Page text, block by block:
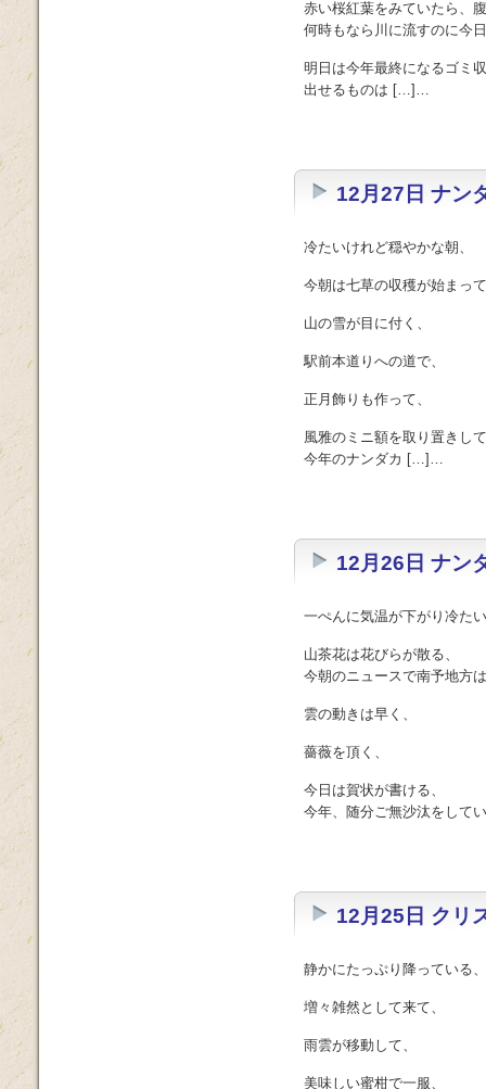
赤い桜紅葉をみていたら、
何時もなら川に流すのに今
明日は今年最終になるゴミ
出せるものは […]…
12月27日 ナン
冷たいけれど穏やかな朝、
今朝は七草の収穫が始まっ
山の雪が目に付く、
駅前本道りへの道で、
正月飾りも作って、
風雅のミニ額を取り置きし
今年のナンダカ […]…
12月26日 ナン
一ぺんに気温が下がり冷た
山茶花は花びらが散る、
今朝のニュースで南予地方
雲の動きは早く、
薔薇を頂く、
今日は賀状が書ける、
今年、随分ご無沙汰をして
12月25日 クリ
静かにたっぷり降っている、
増々雑然として来て、
雨雲が移動して、
美味しい蜜柑で一服、